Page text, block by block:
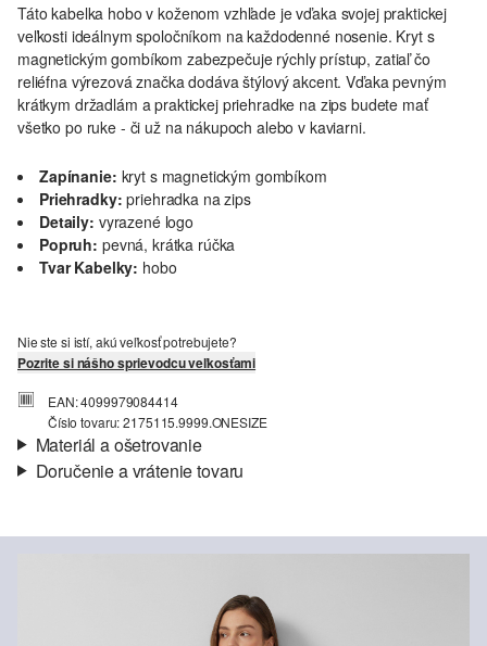
Táto kabelka hobo v koženom vzhľade je vďaka svojej praktickej
veľkosti ideálnym spoločníkom na každodenné nosenie. Kryt s
magnetickým gombíkom zabezpečuje rýchly prístup, zatiaľ čo
reliéfna výrezová značka dodáva štýlový akcent. Vďaka pevným
krátkym držadlám a praktickej priehradke na zips budete mať
všetko po ruke - či už na nákupoch alebo v kaviarni.
Zapínanie: kryt s magnetickým gombíkom
Priehradky: priehradka na zips
Detaily: vyrazené logo
Popruh: pevná, krátka rúčka
Tvar Kabelky: hobo
Nie ste si istí, akú veľkosť potrebujete?
Pozrite si nášho sprievodcu veľkosťami
EAN: 4099979084414
Číslo tovaru: 2175115.9999.ONESIZE
Materiál a ošetrovanie
Doručenie a vrátenie tovaru
Vaša objednávka bude odoslaná do 4-8 pracovných dní
štandardné doručenie sú 4,95 €